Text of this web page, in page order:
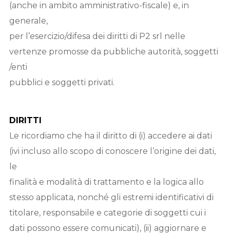
(anche in ambito amministrativo-fiscale) e, in
generale,
per l’esercizio/difesa dei diritti di P2 srl nelle
vertenze promosse da pubbliche autorità, soggetti
/enti
pubblici e soggetti privati.
DIRITTI
Le ricordiamo che ha il diritto di (i) accedere ai dati
(ivi incluso allo scopo di conoscere l’origine dei dati,
le
finalità e modalità di trattamento e la logica allo
stesso applicata, nonché gli estremi identificativi di
titolare, responsabile e categorie di soggetti cui i
dati possono essere comunicati), (ii) aggiornare e